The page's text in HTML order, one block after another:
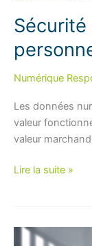
Numérique
Les données
valeur
valeur
Sécurité
Lire la suite »